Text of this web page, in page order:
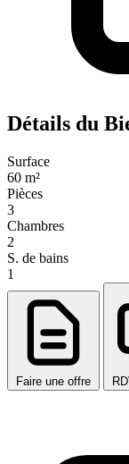
Détails du
Surface
60 m²
Pièces
3
Chambres
2
S. de bains
1
Faire une offre